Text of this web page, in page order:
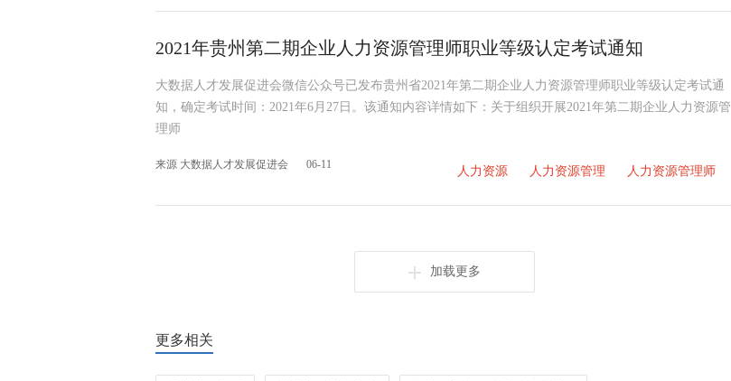
2021年贵州第二期企业人力资源管理师职业等级认定考试通知
大数据人才发展促进会微信公众号已发布贵州省2021年第二期企业人力资源管理师职业等级认定考试通
知，确定考试时间：2021年6月27日。该通知内容详情如下：关于组织开展2021年第二期企业人力资源管
理师
来源 大数据人才发展促进会 06-11 人力资源 人力资源管理 人力资源管理师
加载更多
更多相关